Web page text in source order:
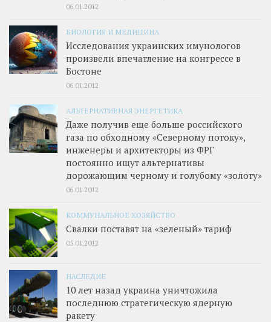
06.01.2012
БИОЛОГИЯ И МЕДИЦИНА
Исследования украинских имунологов
произвели впечатление на конгрессе в
Бостоне
06.01.2012
АЛЬТЕРНАТИВНАЯ ЭНЕРГЕТИКА
Даже получив еще больше российского
газа по обходному «Северному потоку»,
инженеры и архитекторы из ФРГ
постоянно ищут альтернативы
дорожающим черному и голубому «золоту»
06.01.2012
КОММУНАЛЬНОЕ ХОЗЯЙСТВО
Свалки поставят на «зеленый» тариф
05.01.2012
НАСЛЕДИЕ
10 лет назад украина уничтожила
последнюю стратегическую ядерную
ракету